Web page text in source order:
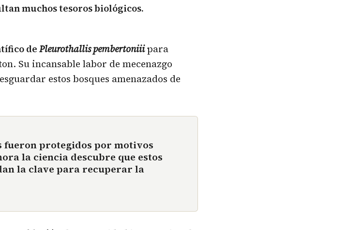
muchos tesoros biológicos.
dePleurothallis pembertoniiipara
Su incansable labor de mecenazgo
estos bosques amenazados de
fueron protegidos por motivos
la ciencia descubre que estos
la clave para recuperar la